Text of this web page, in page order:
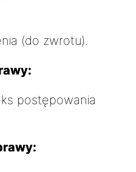
(do zwrotu).
postępowania